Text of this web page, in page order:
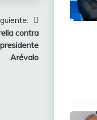
contra
Arévalo